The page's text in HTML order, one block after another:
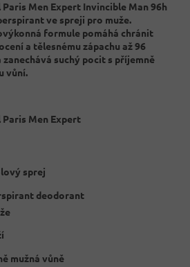
Paris Men Expert Invincible Man 96h
ve spreji pro muže.
formule pomáhá chránit
a tělesnému zápachu až 96
zanechává suchý pocit s příjemně
vůní.
Paris Men Expert
sprej
deodorant
mužná vůně